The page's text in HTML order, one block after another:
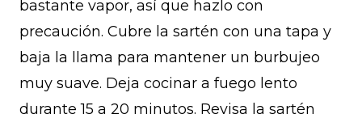
bastante vapor, así que hazlo con
precaución. Cubre la sartén con una tapa y
baja la llama para mantener un burbujeo
muy suave. Deja cocinar a fuego lento
durante 15 a 20 minutos. Revisa la sartén